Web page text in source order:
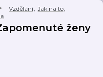
Vzdělání, Jak na to,
ženy